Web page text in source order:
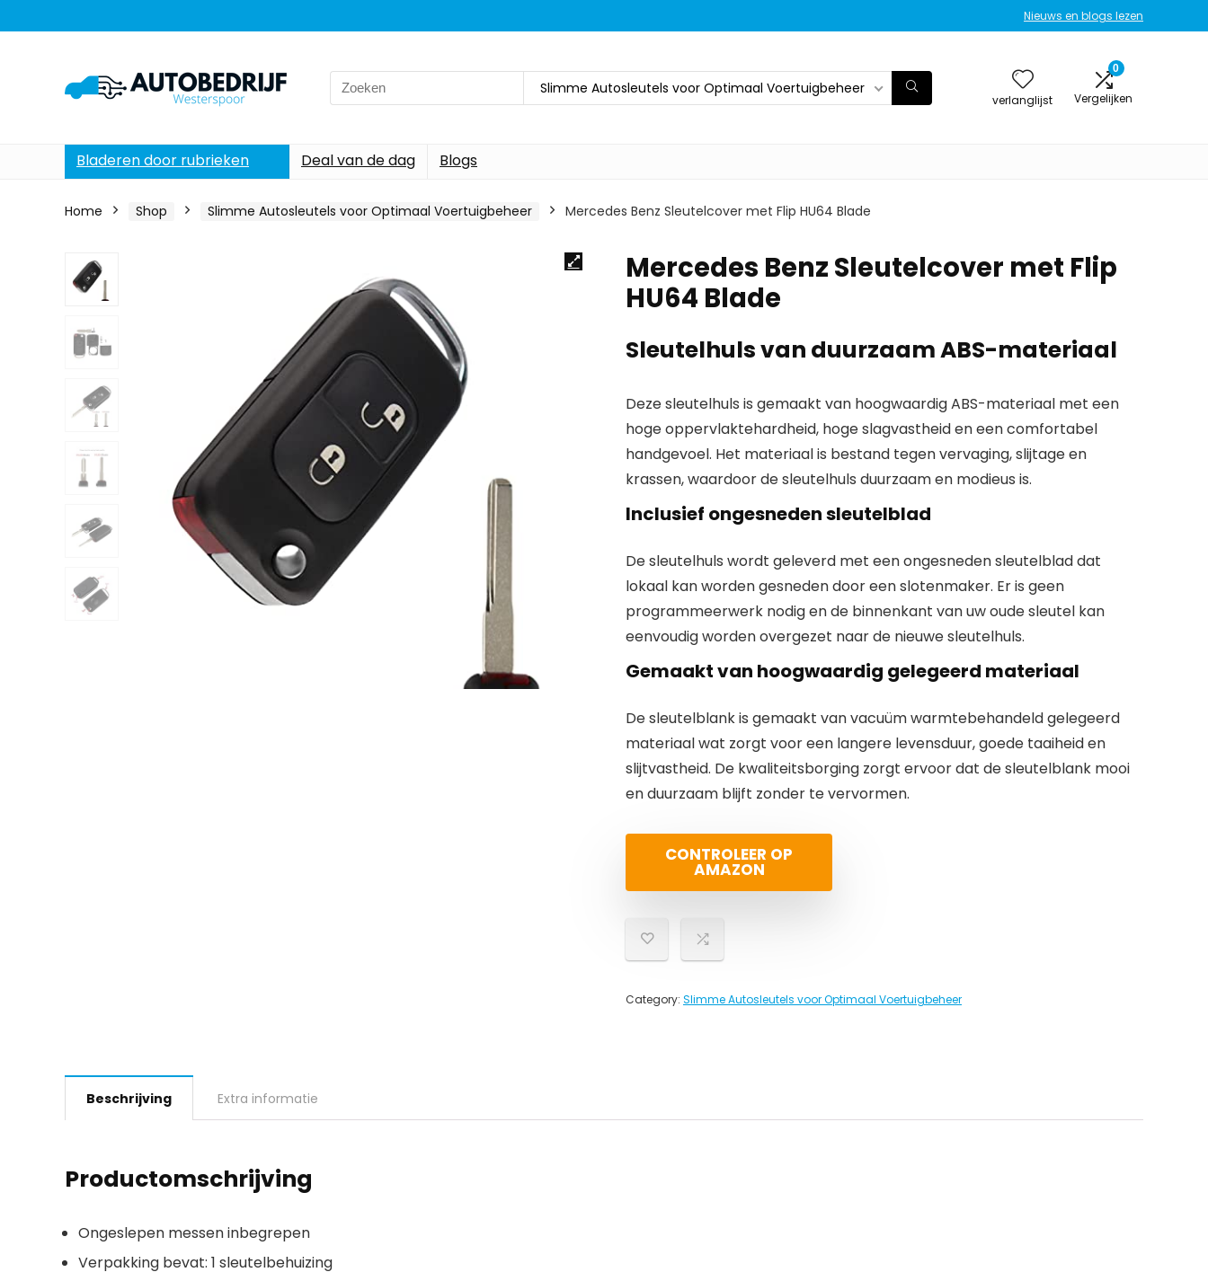
Nieuws en blogs lezen
Search
for:
Slimme Autosleutels voor Optimaal Voertuigbeheer
verlanglijst
0
Vergelijken
Bladeren door rubrieken Deal van de dag Blogs
Home Shop Slimme Autosleutels voor Optimaal Voertuigbeheer Mercedes Benz Sleutelcover met Flip HU64 Blade
Mercedes Benz Sleutelcover met Flip
HU64 Blade
Sleutelhuls van duurzaam ABS-materiaal
Deze sleutelhuls is gemaakt van hoogwaardig ABS-materiaal met een
hoge oppervlaktehardheid, hoge slagvastheid en een comfortabel
handgevoel. Het materiaal is bestand tegen vervaging, slijtage en
krassen, waardoor de sleutelhuls duurzaam en modieus is.
Inclusief ongesneden sleutelblad
De sleutelhuls wordt geleverd met een ongesneden sleutelblad dat
lokaal kan worden gesneden door een slotenmaker. Er is geen
programmeerwerk nodig en de binnenkant van uw oude sleutel kan
eenvoudig worden overgezet naar de nieuwe sleutelhuls.
Gemaakt van hoogwaardig gelegeerd materiaal
De sleutelblank is gemaakt van vacuüm warmtebehandeld gelegeerd
materiaal wat zorgt voor een langere levensduur, goede taaiheid en
slijtvastheid. De kwaliteitsborging zorgt ervoor dat de sleutelblank mooi
en duurzaam blijft zonder te vervormen.
CONTROLEER OP
AMAZON
Category: Slimme Autosleutels voor Optimaal Voertuigbeheer
Beschrijving Extra informatie
Productomschrijving
Ongeslepen messen inbegrepen
Verpakking bevat: 1 sleutelbehuizing